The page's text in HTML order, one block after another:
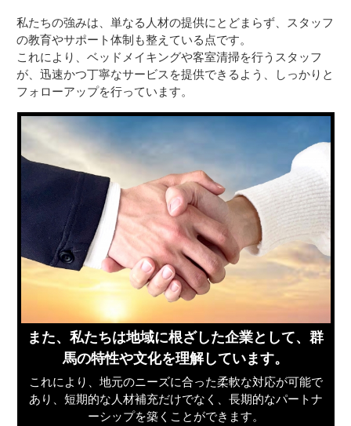
私たちの強みは、単なる人材の提供にとどまらず、スタッフ
の教育やサポート体制も整えている点です。
これにより、ベッドメイキングや客室清掃を行うスタッフ
が、迅速かつ丁寧なサービスを提供できるよう、しっかりと
フォローアップを行っています。
また、私たちは地域に根ざした企業として、群
馬の特性や文化を理解しています。
これにより、地元のニーズに合った柔軟な対応が可能で
あり、短期的な人材補充だけでなく、長期的なパートナ
ーシップを築くことができます。